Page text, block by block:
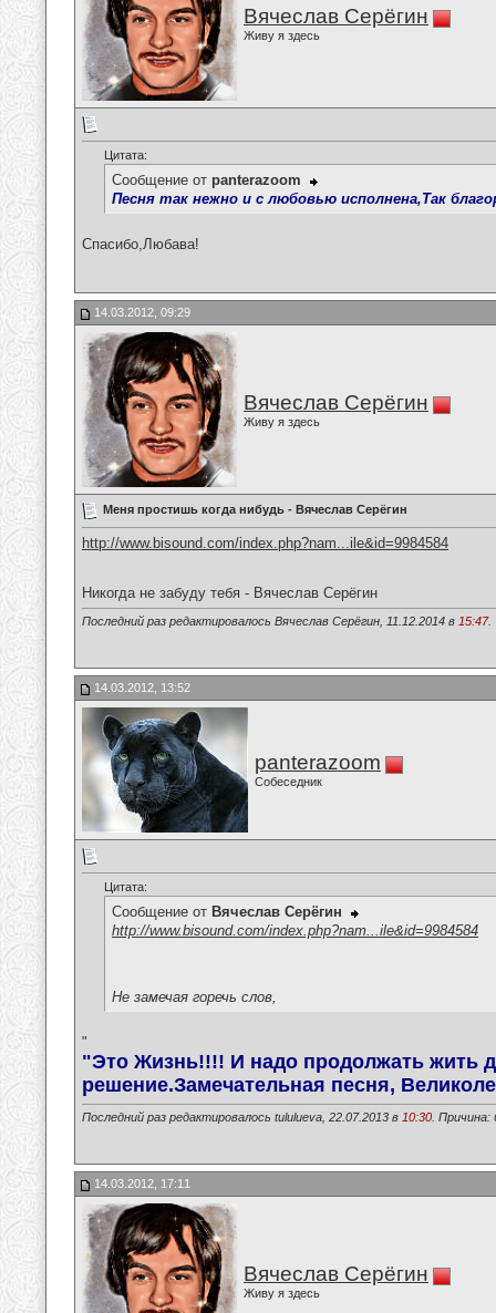
Вячеслав Серёгин
Живу я здесь
Цитата:
Сообщение от panterazoom
Песня так нежно и с любовью исполнена,Так
Спасибо,Любава!
14.03.2012, 09:29
Вячеслав Серёгин
Живу я здесь
Меня простишь когда нибудь - Вячеслав Серёгин
http://www.bisound.com/index.php?nam...ile&id=9984584
Никогда не забуду тебя - Вячеслав Серёгин
Последний раз редактировалось Вячеслав Серёгин, 11.12.2014 в 15:47.
14.03.2012, 13:52
panterazoom
Собеседник
Цитата:
Сообщение от Вячеслав Серёгин
http://www.bisound.com/index.php?nam...ile&id=9984584
Не замечая горечь слов,
"
"Это Жизнь!!!! И надо продолжать жить
решение.Замечательная песня,
Последний раз редактировалось tululueva, 22.07.2013 в 10:30 .
14.03.2012, 17:11
Вячеслав Серёгин
Живу я здесь